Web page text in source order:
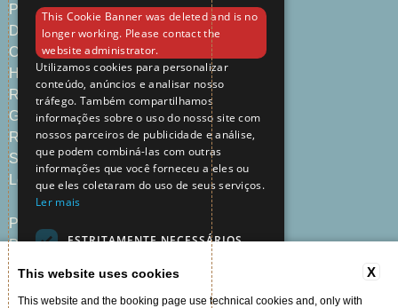
Página Principal
Destinos
Ofertas Especiales
Habitaciones & Suites
Restaurantes & Bares
Galería
Reuniones & Eventos
Sobre
Localización | Contacto
Política de Privacidad
Política de Cookies
Términos y Condiciones
X
This website uses cookies
This website and the booking page use technical cookies and, only with
This Cookie Banner was deleted and is no
longer working. Please contact the
website administrator.
Utilizamos cookies para personalizar
conteúdo, anúncios e analisar nosso
tráfego. Também compartilhamos
informações sobre o uso do nosso site com
nossos parceiros de publicidade e análise,
que podem combiná-las com outras
informações que você forneceu a eles ou
que eles coletaram do uso de seus serviços.
Ler mais
ESTRITAMENTE NECESSÁRIOS
DIRECIONAMENTO